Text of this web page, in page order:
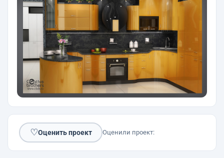
♡Оценить проект Оценили проект: